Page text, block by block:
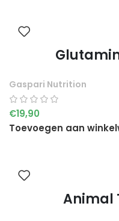
Gaspari Nutrition
€19,90
Toevoegen aan
Animal